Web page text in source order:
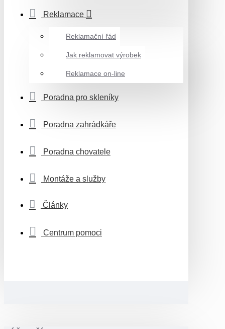
Reklamace
Reklamační řád
Jak reklamovat výrobek
Reklamace on-line
Poradna pro skleníky
Poradna zahrádkáře
Poradna chovatele
Montáže a služby
Články
Centrum pomoci